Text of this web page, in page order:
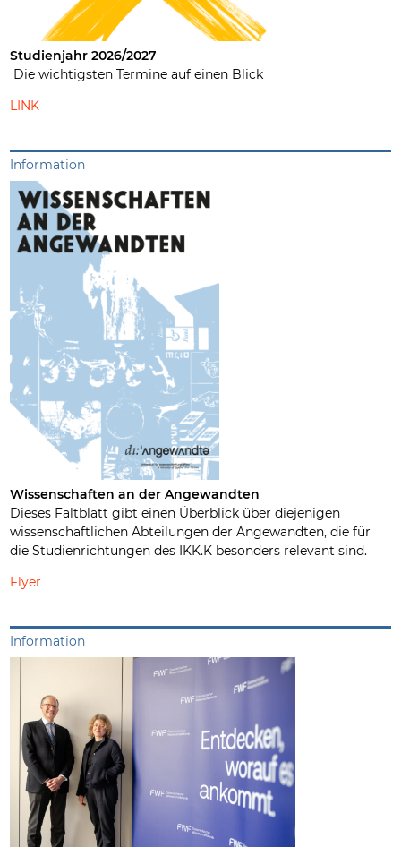
Studienjahr 2026/2027
Die wichtigsten Termine auf einen Blick
LINK
Information
Wissenschaften an der Angewandten
Dieses Faltblatt gibt einen Überblick über diejenigen
wissenschaftlichen Abteilungen der Angewandten, die für
die Studienrichtungen des IKK.K besonders relevant sind.
Flyer
Information